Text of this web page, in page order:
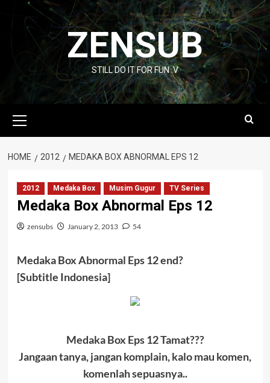
content
ZENSUB
STILL DO IT FOR FUN :V
Menu
HOME 2012 MEDAKA BOX ABNORMAL EPS 12
2012 Medaka Box Musim Gugur TV Series
Medaka Box Abnormal Eps 12
zensubs January 2, 2013 54
Medaka Box Abnormal Eps 12 end?
[Subtitle Indonesia]
Medaka Box Eps 12 Tamat???
Jangaan tanya, jangan komplain, kalo mau komen,
komenlah sepuasnya..